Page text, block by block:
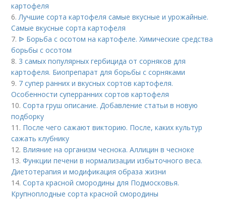
картофеля
6. Лучшие сорта картофеля самые вкусные и урожайные.
Самые вкусные сорта картофеля
7. ᐉ Борьба с осотом на картофеле. Химические средства
борьбы с осотом
8. 3 самых популярных гербицида от сорняков для
картофеля. Биопрепарат для борьбы с сорняками
9. 7 супер ранних и вкусных сортов картофеля.
Особенности суперранних сортов картофеля
10.Сорта груш описание. Добавление статьи в новую
подборку
11. После чего сажают викторию. После, каких культур
сажать клубнику
12. Влияние на организм чеснока. Аллицин в чесноке
13.Функции печени в нормализации избыточного веса.
Диетотерапия и модификация образа жизни
14.Сорта красной смородины для Подмосковья.
Крупноплодные сорта красной смородины